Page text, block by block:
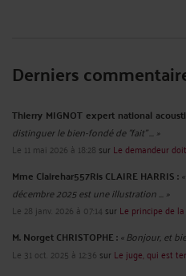
Derniers
Thierry MIGNOT expert national
distinguer le bien-fondé de "fait" ... »
Le 11 mai 2026 à 18:28 sur Le demandeur
Mme Clairehar557Ris CLAIRE HARRIS :
décembre 2025 est une illustration ... »
Le 28 janv. 2026 à 07:14 sur Le principe de
M. Norget CHRISTOPHE :« Bonjour, et
Le 31 oct. 2025 à 12:36 sur Le juge, qui est